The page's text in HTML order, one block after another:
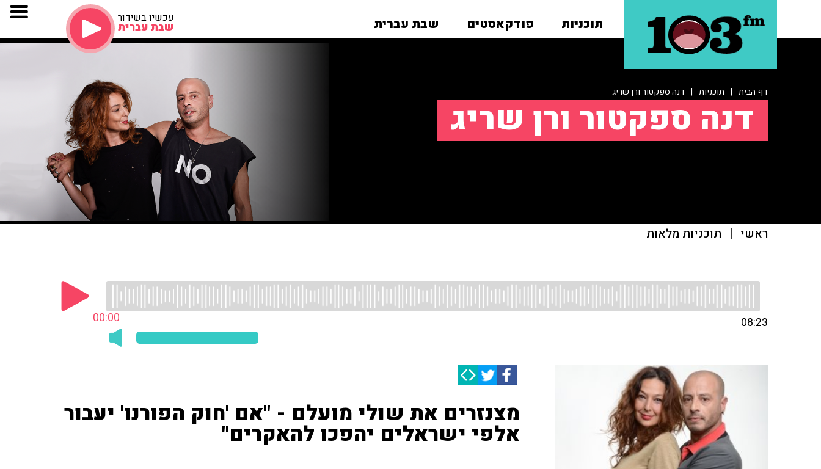
תוכניות פודקאסטים שבת עברית עכשיו בשידור
שבת עברית
דף הבית | תוכניות | דנה ספקטור ורן שריג
דנה ספקטור ורן שריג
ראשי | תוכניות מלאות
00:00 08:23
מצנזרים את שולי מועלם - "אם 'חוק הפורנו' יעבור
אלפי ישראלים יהפכו להאקרים"